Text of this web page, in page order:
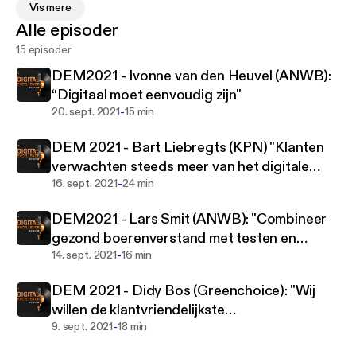
this? What drives them? Learn from the
conversations and be inspired.
WUA is an independent research agency in the field
of digital experience benchmarking. Every year,
WUA maps the experience of more than 50,000
acquisition, retention and service customer
journeys based on validated research models. With
the Digital Experience Benchmark of more than
27,500+ websites and apps, we provide insight,
direction and energy to organizations in more than
21 countries in order to strive for digital excellence.
Vis mere
Alle episoder
15 episoder
DEM2021 - Ivonne van den Heuvel (ANWB):
“Digitaal moet eenvoudig zijn"
20. sept. 2021-15 min
DEM 2021 - Bart Liebregts (KPN) "Klanten
verwachten steeds meer van het digitale
kanaal"
16. sept. 2021-24 min
DEM2021 - Lars Smit (ANWB): "Combineer
gezond boerenverstand met testen en
valideren!"
14. sept. 2021-16 min
DEM 2021 - Didy Bos (Greenchoice): "Wij
willen de klantvriendelijkste
energieleverancier zijn"
9. sept. 2021-18 min